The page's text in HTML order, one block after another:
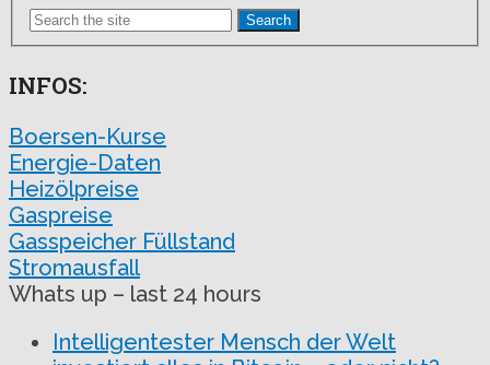
Search
INFOS:
Boersen-Kurse
Energie-Daten
Heizölpreise
Gaspreise
Gasspeicher Füllstand
Stromausfall
Whats up – last 24 hours
Intelligentester Mensch der Welt